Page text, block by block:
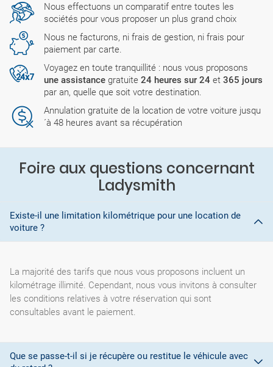
Nous effectuons un comparatif entre toutes les
sociétés pour vous proposer un plus grand choix
Nous ne facturons, ni frais de gestion, ni frais pour
paiement par carte.
Voyagez en toute tranquillité : nous vous proposons
une assistance gratuite 24 heures sur 24 et 365 jours
par an, quelle que soit votre destination.
Annulation gratuite de la location de votre voiture jusqu
´à 48 heures avant sa récupération
Foire aux questions concernant
Ladysmith
Existe-il une limitation kilométrique pour une location de
voiture ?
La majorité des tarifs que nous vous proposons incluent un
kilométrage illimité. Cependant, nous vous invitons à consulter
les conditions relatives à votre réservation qui sont
consultables avant le paiement.
Que se passe-t-il si je récupère ou restitue le véhicule avec